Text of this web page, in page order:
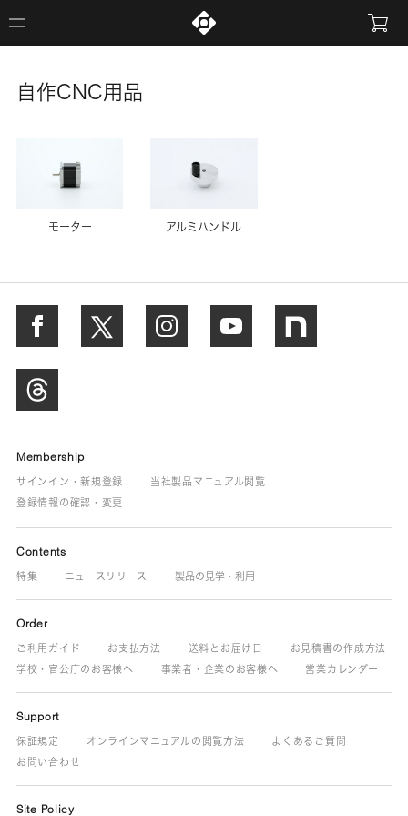
自作CNC用品
モーター アルミハンドル
Membership
サインイン・新規登録
当社製品マニュアル閲覧
登録情報の確認・変更
Contents
特集 ニュースリリース 製品の見学・利用
Order
ご利用ガイド お支払方法 送料とお届け日
お見積書の作成方法
学校・官公庁のお客様へ
事業者・企業のお客様へ 営業カレンダー
Support
保証規定 オンラインマニュアルの閲覧方法
よくあるご質問
お問い合わせ
Site Policy